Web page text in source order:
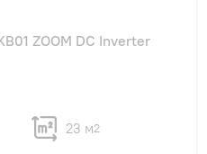
ZOOM DC Inverter
23 м2